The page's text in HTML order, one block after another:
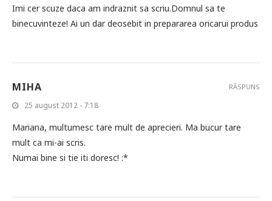
Imi cer scuze daca am indraznit sa scriu.Domnul sa te
binecuvinteze! Ai un dar deosebit in prepararea oricarui produs
MIHA
25 august 2012 - 7:18
Mariana, multumesc tare mult de aprecieri. Ma bucur tare
mult ca mi-ai scris.
Numai bine si tie iti doresc! :*
RĂSPUNS